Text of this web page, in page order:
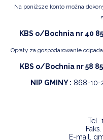
Na poniższe konto można
KBS o/Bochnia nr 40
Opłaty za gospodarowanie
KBS o/Bochnia nr 58
NIP GMINY : 868-10-
Tel.
Faks.
E-mail.